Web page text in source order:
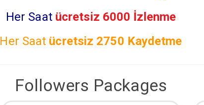
Her Saat ücretsiz 6000 İzlenme
Her Saat ücretsiz 2750 Kaydetme
Followers Packages